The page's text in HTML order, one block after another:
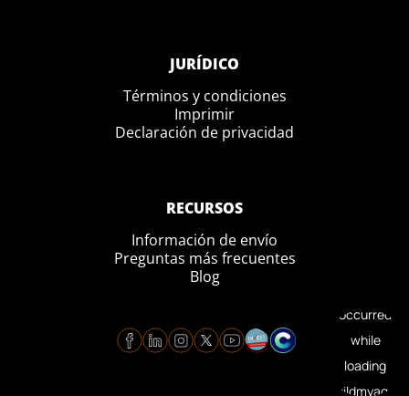
JURÍDICO
Términos y condiciones
Imprimir
Declaración de privacidad
RECURSOS
Información de envío
Preguntas más frecuentes
Blog